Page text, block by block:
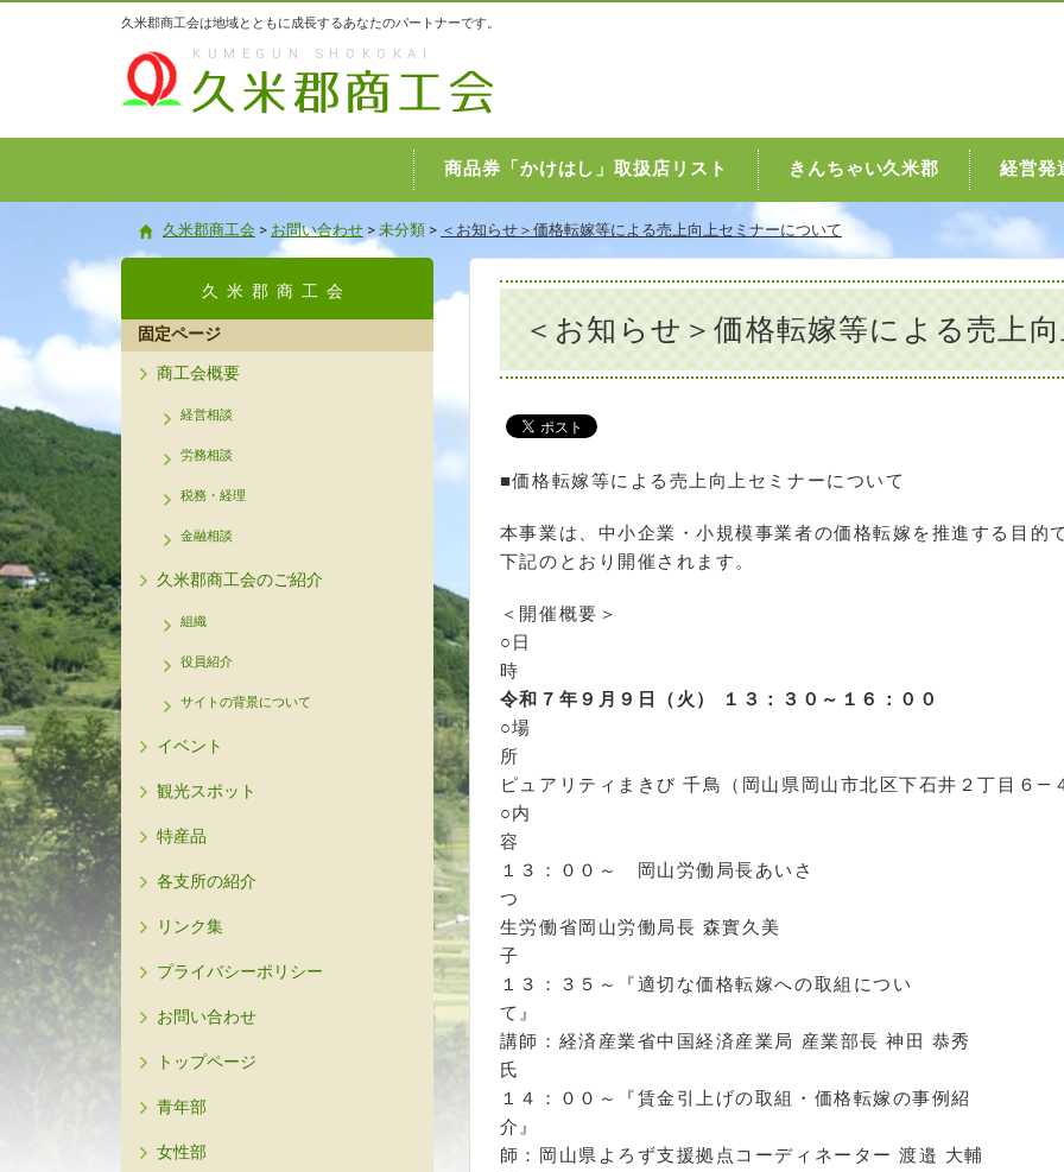
久米郡商工会は地域とともに成長するあなたのパートナーです。
KUMEGUN SHOKOKAI
商品券「かけはし」取扱店リスト きんちゃい久米郡 経営発
久米郡商工会 > お問い合わせ > 未分類 > ＜お知らせ＞価格転嫁等による売上向上セミナーについて
＜お知らせ＞価格転嫁等による売上
■価格転嫁等による売上向上セミナーについて
本事業は、中小企業・小規模事業者の価格転嫁を推進する目的
下記のとおり開催されます。
＜開催概要＞
○日
令和７年９月９日（火） １３：３０～１６：００
○場
ピュアリティまきび 千鳥（岡山県岡山市北区下石井２丁目６―
○内
１３：００～ 岡山労働局長あいさ
つ 講
生労働省岡山労働局長 森實久美
１３：３５～『適切な価格転嫁への取組につい
て
講師：経済産業省中国経済産業局 産業部長 神田 恭秀
１４：００～『賃金引上げの取組・価格転嫁の事例紹
介
師：岡山県よろず支援拠点コーディネーター 渡邉 大輔
久米郡商工会
固定ページ
商工会概要
経営相談
労務相談
税務・経理
金融相談
久米郡商工会のご紹介
組織
役員紹介
サイトの背景について
イベント
観光スポット
特産品
各支所の紹介
リンク集
プライバシーポリシー
お問い合わせ
トップページ
青年部
女性部